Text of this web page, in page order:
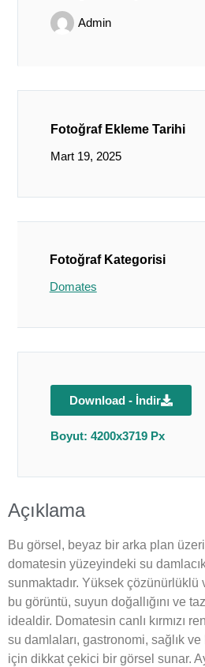
Admin
Fotoğraf Ekleme Tarihi
Mart 19, 2025
Fotoğraf Kategorisi
Domates
Download - İndir
Boyut: 4200x3719 Px
Açıklama
Bu görsel, beyaz bir arka plan
domatesin yüzeyindeki su
sunmaktadır. Yüksek
bu görüntü, suyun doğallığını ve
idealdir. Domatesin canlı kırmızı
su damlaları, gastronomi, sağlık
için dikkat çekici bir görsel sunar.